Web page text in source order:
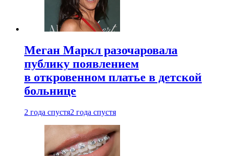
Меган Маркл разочаровала
публику появлением
в откровенном платье в детской
больнице
2 года спустя2 года спустя